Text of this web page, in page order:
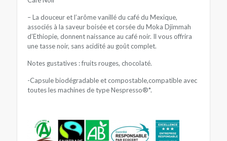
– La douceur et l’arôme vanillé du café du Mexique,
associés à la saveur boisée et corsée du Moka Djimmah
d’Ethiopie, donnent naissance au café noir. Il vous offrira
une tasse noir, sans acidité au goût complet.
Notes gustatives : fruits rouges, chocolaté.
-Capsule biodégradable et compostable,compatible avec
toutes les machines de type Nespresso®*.